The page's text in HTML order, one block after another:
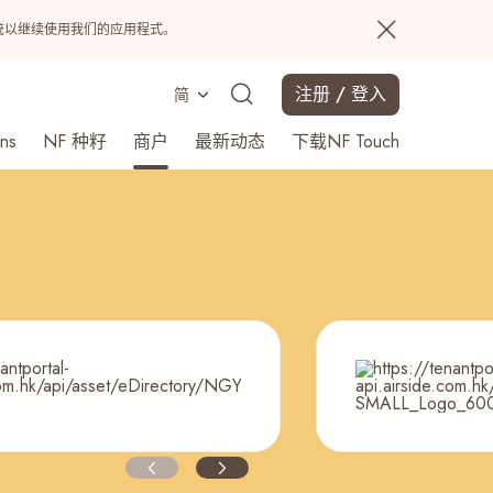
继续使用我们的应用程式。
简
注册 / 登入
NF 种籽 商户 最新动态 下载NF Touch